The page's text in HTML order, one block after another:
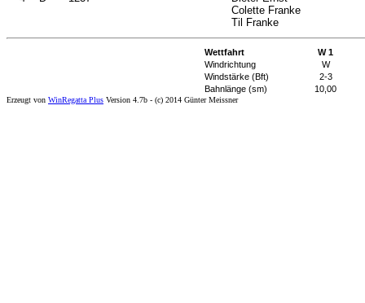
Colette Franke
Til Franke
Wettfahrt
W 1
Windrichtung
W
Windstärke (Bft)
2-3
Bahnlänge (sm)
10,00
Erzeugt von WinRegatta Plus Version 4.7b - (c) 2014 Günter Meissner